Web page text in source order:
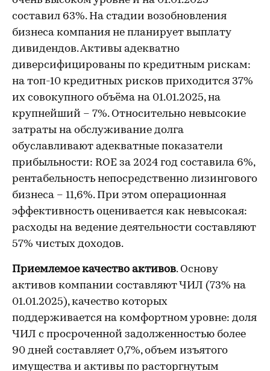
составил 63%. На стадии возобновления
бизнеса компания не планирует выплату
дивидендов. Активы адекватно
диверсифицированы по кредитным рискам:
на топ-10 кредитных рисков приходится 37%
их совокупного объёма на 01.01.2025, на
крупнейший – 7%. Относительно невысокие
затраты на обслуживание долга
обуславливают адекватные показатели
прибыльности: ROE за 2024 год составила 6%,
рентабельность непосредственно лизингового
бизнеса – 11,6%. При этом операционная
эффективность оценивается как невысокая:
расходы на ведение деятельности составляют
57% чистых доходов.
Приемлемое качество активов. Основу
активов компании составляют ЧИЛ (73% на
01.01.2025), качество которых
поддерживается на комфортном уровне: доля
ЧИЛ с просроченной задолженностью более
90 дней составляет 0,7%, объем изъятого
имущества и активы по расторгнутым